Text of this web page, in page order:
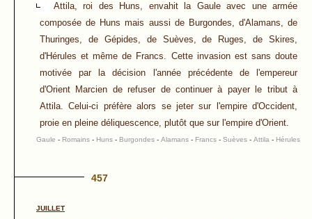
Attila, roi des Huns, envahit la Gaule avec une armée
composée de Huns mais aussi de Burgondes, d'Alamans, de
Thuringes, de Gépides, de Suèves, de Ruges, de Skires,
d'Hérules et même de Francs. Cette invasion est sans doute
motivée par la décision l'année précédente de l'empereur
d'Orient Marcien de refuser de continuer à payer le tribut à
Attila. Celui-ci préfère alors se jeter sur l'empire d'Occident,
proie en pleine déliquescence, plutôt que sur l'empire d'Orient.
Gaule - Romains - Huns - Burgondes - Alamans - Francs - Suèves - Attila - Hérules
457
JUILLET